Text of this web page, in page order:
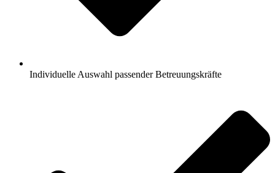
Individuelle Auswahl passender Betreuungskräfte